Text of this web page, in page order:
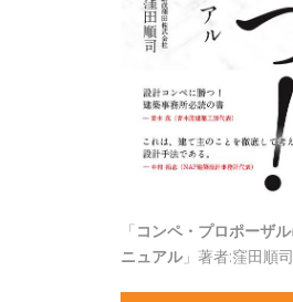
「コンペ・プロポーザ
ニュアル」著者:窪田順司